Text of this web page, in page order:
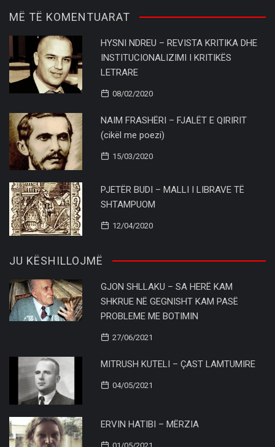
MË TË KOMENTUARAT
HYSNI NDREU – REVISTA KRITIKA DHE
INSTITUCIONALIZIMI I KRITIKËS
LETRARE
08/02/2020
NAIM FRASHËRI – FJALËT E QIRIRIT
(cikël me poezi)
15/03/2020
PJETËR BUDI – MALLI I LIBRAVE TË
SHTAMPUOM
12/04/2020
JU KËSHILLOJMË
GJON SHLLAKU – SA HERË KAM
SHKRUE NË GEGNISHT KAM PASË
PROBLEME ME BOTIMIN
27/06/2021
MITRUSH KUTELI – ÇAST LAMTUMIRE
04/05/2021
ERVIN HATIBI – MËRZIA